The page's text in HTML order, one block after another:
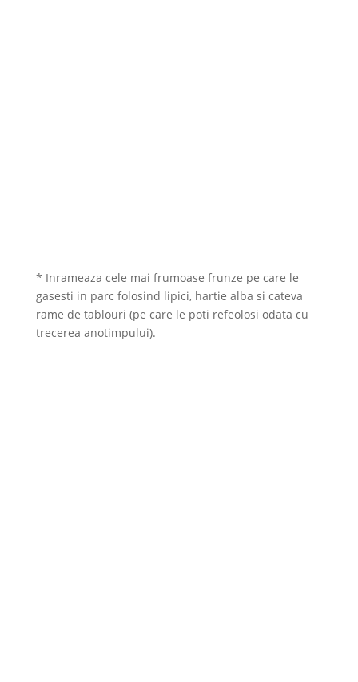
* Inrameaza cele mai frumoase frunze pe care le
gasesti in parc folosind lipici, hartie alba si cateva
rame de tablouri (pe care le poti refeolosi odata cu
trecerea anotimpului).